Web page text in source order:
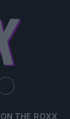
ON THE ROXX